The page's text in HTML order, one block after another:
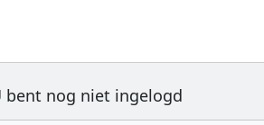
bent nog niet ingelogd